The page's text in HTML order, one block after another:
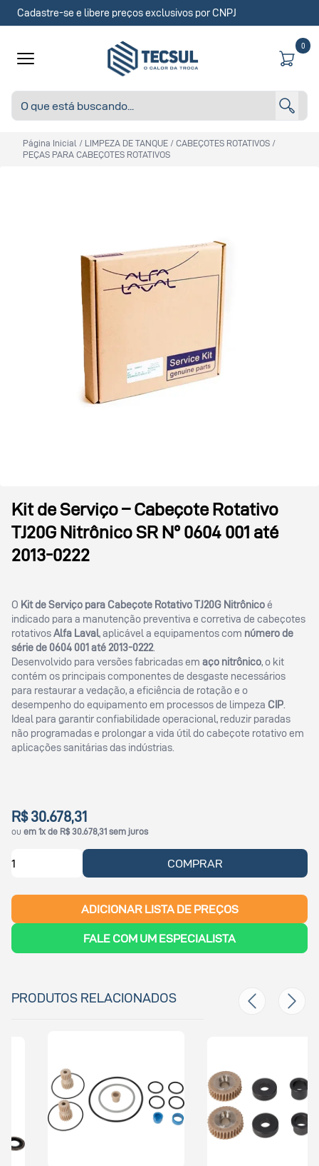
Cadastre-se e libere preços exclusivos por CNPJ
0
Página Inicial / LIMPEZA DE TANQUE / CABEÇOTES ROTATIVOS /
PEÇAS PARA CABEÇOTES ROTATIVOS
Kit de Serviço – Cabeçote Rotativo
TJ20G Nitrônico SR Nº 0604 001 até
2013-0222
O Kit de Serviço para Cabeçote Rotativo TJ20G Nitrônicoé
indicado para a manutenção preventiva e corretiva de cabeçotes
rotativosAlfa Laval, aplicável a equipamentos com número de
série de 0604 001 até 2013-0222.
Desenvolvido para versões fabricadas em aço nitrônico, o kit
contém os principais componentes de desgaste necessários
para restaurar a vedação, a eficiência de rotação e o
desempenho do equipamento em processos de limpeza CIP
Ideal para garantir confiabilidade operacional, reduzir paradas
não programadas e prolongar a vida útil do cabeçote rotativo em
aplicações sanitárias das indústrias.
R$ 30.678,31
ou em 1x de R$ 30.678,31 sem juros
COMPRAR
ADICIONAR LISTA DE PREÇOS
FALE COM UM ESPECIALISTA
PRODUTOS RELACIONADOS